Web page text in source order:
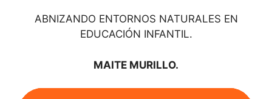
ABNIZANDO ENTORNOS NATURALES EN
EDUCACIÓN INFANTIL.
MAITE MURILLO.